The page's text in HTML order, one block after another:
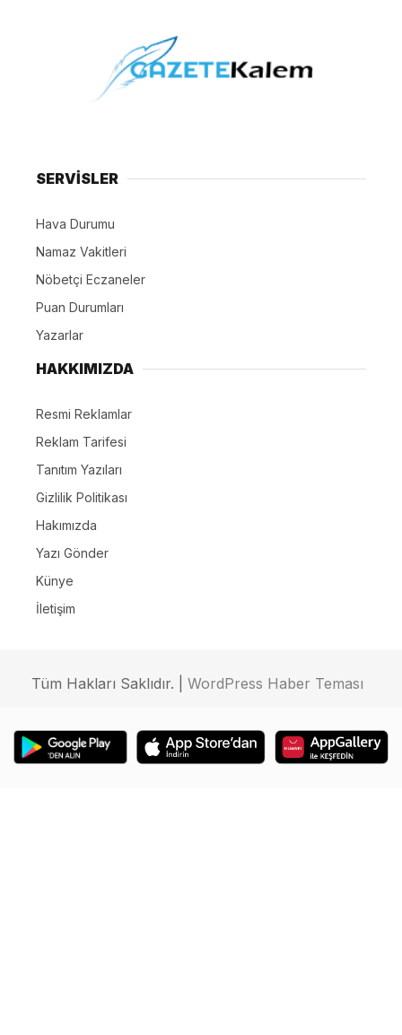
SERVİSLER
Hava Durumu
Namaz Vakitleri
Nöbetçi Eczaneler
Puan Durumları
Yazarlar
HAKKIMIZDA
Resmi Reklamlar
Reklam Tarifesi
Tanıtım Yazıları
Gizlilik Politikası
Hakımızda
Yazı Gönder
Künye
İletişim
Tüm Hakları Saklıdır. | WordPress Haber Teması